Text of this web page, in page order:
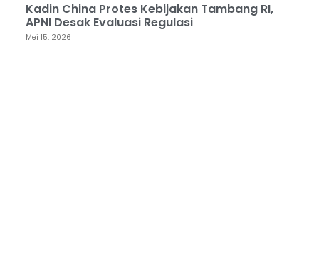
Kadin China Protes Kebijakan Tambang RI,
APNI Desak Evaluasi Regulasi
Mei 15, 2026